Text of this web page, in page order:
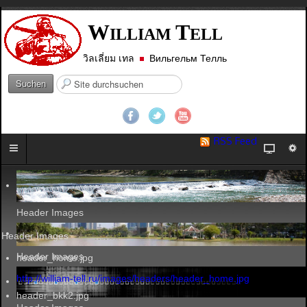
WILLIAM TELL
วิลเลี่ยม เทล Вильгельм Телль
Suchen
S
e
.
.
.
RSS Feed
Header Images
Header Images
Header Images
header_home.jpg
http://william-tell.ru/images/headers/header_home.jpg
header_bkk2.jpg